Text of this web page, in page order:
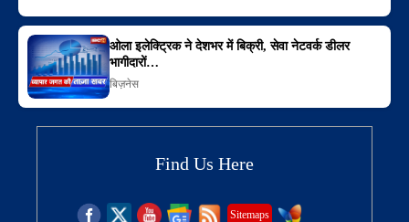
ओला इलेक्ट्रिक ने देशभर में बिक्री, सेवा नेटवर्क डीलर
भागीदारों…
बिज़नेस
Find Us Here
Sitemaps